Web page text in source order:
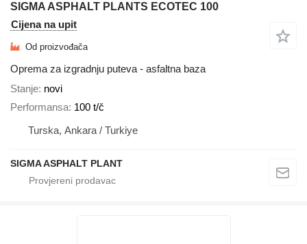
SIGMA ASPHALT PLANTS ECOTEC 100
Cijena na upit
Od proizvođača
Oprema za izgradnju puteva - asfaltna baza
Stanje novi
Performansa 100 t/č
Turska, Ankara / Turkiye
SIGMA ASPHALT PLANT